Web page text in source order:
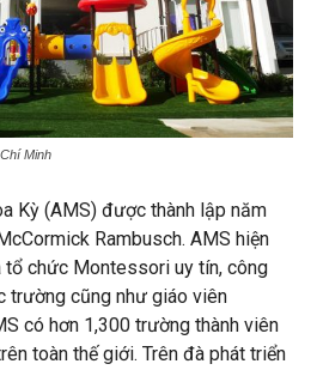
Minh
Kỳ (AMS) được thành lập năm
Rambusch. AMS hiện
chức Montessori uy tín, công
trường cũng như giáo viên
có hơn 1,300 trường thành viên
toàn thế giới. Trên đà phát triển